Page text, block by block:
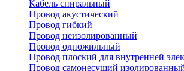
Кабель спиральный
Провод акустический
Провод гибкий
Провод неизолированный
Провод одножильный
Провод плоский для внутренней
Провод самонесущий